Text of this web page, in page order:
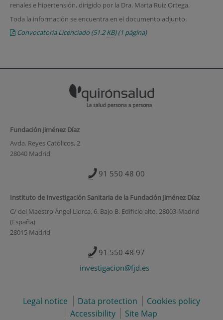
renales e hipertensión, dirigido por la Dra. Marta Ruiz Ortega.
Toda la información se encuentra en el documento adjunto.
Convocatoria Licenciado(51.2KB)(1 página)
Fundación Jiménez Díaz
Avda. Reyes Católicos, 2
28040 Madrid
91 550 48 00
Instituto de Investigación Sanitaria de la Fundación Jiménez Díaz
C/ del Maestro Ángel Llorca, 6. Bajo B. Edificio alto. 28003-Madrid
(España)
28015 Madrid
91 550 48 97
investigacion@fjd.es
Legal notice Data protection
Cookies policy
Accessibility
Site Map